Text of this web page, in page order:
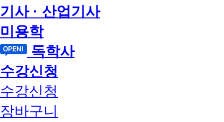
기사 · 산업기사
미용학
독학사
수강신청
수강신청
장바구니